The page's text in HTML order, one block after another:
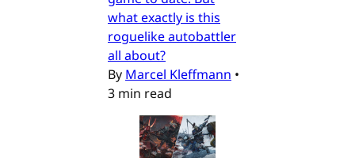
what exactly is this
roguelike autobattler
all about?
By Marcel Kleffmann •
3 min read